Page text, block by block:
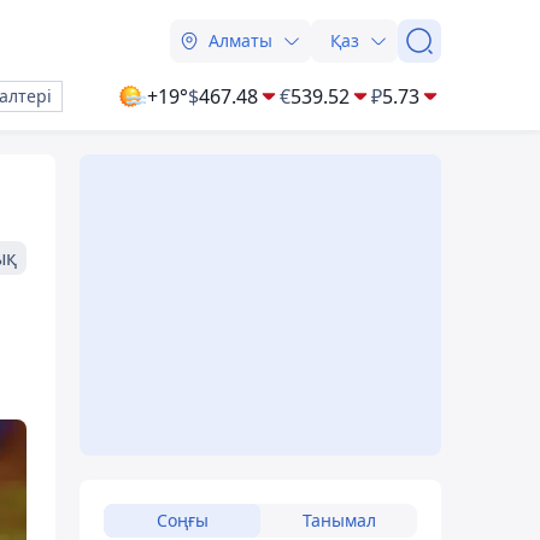
Алматы Қаз
+19°$467.48 €539.52 ₽5.73
Соңғы Танымал